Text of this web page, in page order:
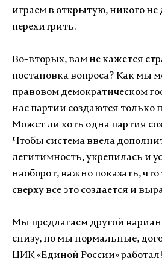
играем в открытую, никого
перехитрить.
Во-вторых, вам не кажется
постановка вопроса? Как мы
правовом демократическом
нас партии создаются только
Может ли хоть одна партия
Чтобы система ввела
легитимность, укрепилась и
наоборот, важно показать, что
сверху все это создается и
Мы предлагаем другой
снизу, но мы нормальные,
ЦИК «Единой России»